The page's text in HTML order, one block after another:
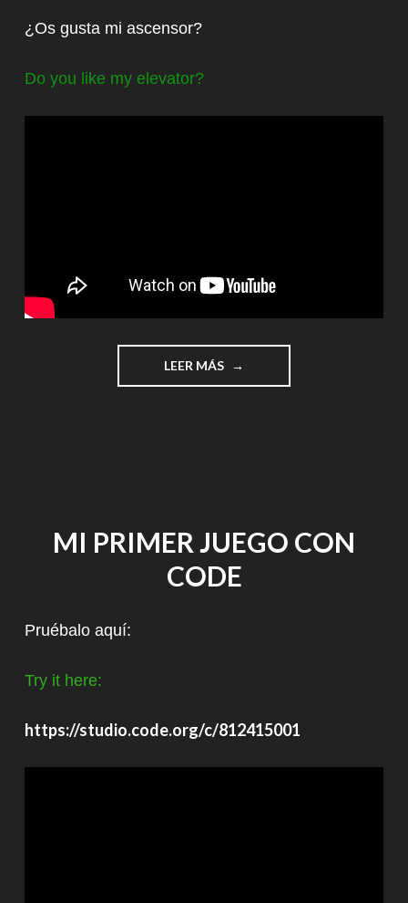
¿Os gusta mi ascensor?
Do you like my elevator?
LEER MÁS "☼
ELEVADOR
MI PRIMER JUEGO CON
CODE
Pruébalo aquí:
Try it here:
https://studio.code.org/c/812415001